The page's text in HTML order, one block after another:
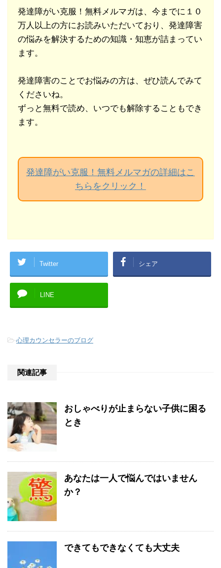
発達障がい克服！無料メルマガは、今までに１０
万人以上の方にお読みいただいており、発達障害
の悩みを解決するための知識・知恵が詰まってい
ます。
発達障害のことでお悩みの方は、ぜひ読んでみて
くださいね。
ずっと無料で読め、いつでも解除することもでき
ます。
発達障がい克服！無料メルマガの詳細はこ
ちらをクリック！
Twitter シェア
LINE
-心理カウンセラーのブログ
関連記事
おしゃべりが止まらない子供に困る
とき
あなたは一人で悩んではいません
か？
できてもできなくても大丈夫